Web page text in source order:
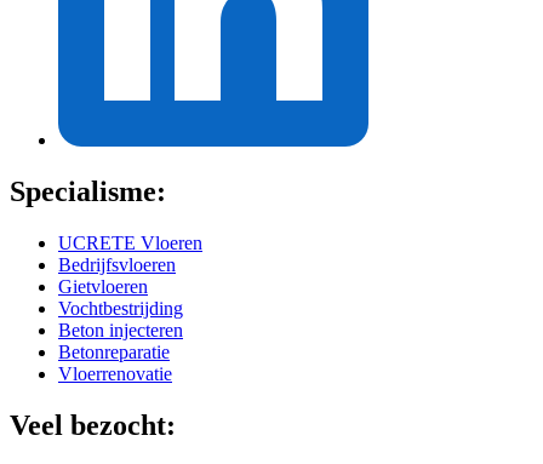
Specialisme:
UCRETE Vloeren
Bedrijfsvloeren
Gietvloeren
Vochtbestrijding
Beton injecteren
Betonreparatie
Vloerrenovatie
Veel bezocht: